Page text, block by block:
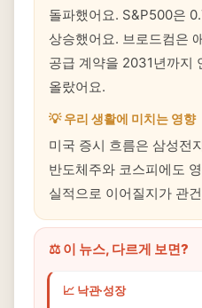
돌파했어요. S&P500은
상승했어요. 브로드컴은
공급 계약을 2031년까지
올랐어요.
💡 우리 생활에 미치는 영향
미국 증시 흐름은 삼성전
반도체주와 코스피에도
실적으로 이어질지가 관
⚖️ 이 뉴스, 다르게 보면?
📈 낙관·성장